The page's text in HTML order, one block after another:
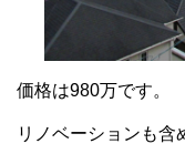
価格は980万です。
リノベーションも含